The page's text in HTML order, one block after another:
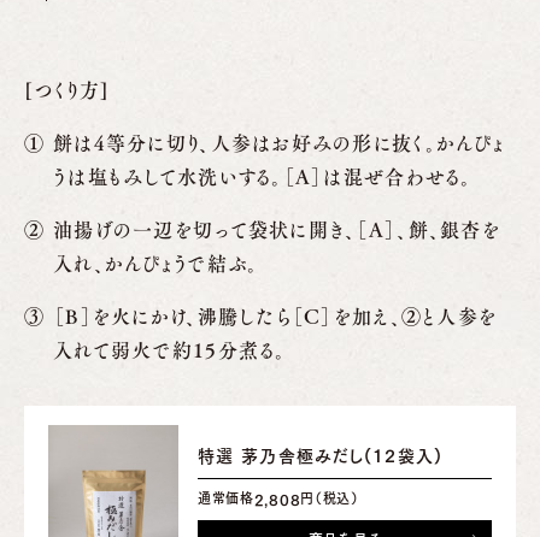
[つくり方]
餅は4等分に切り、人参はお好みの形に抜く。かんぴょ
うは塩もみして水洗いする。［A］は混ぜ合わせる。
油揚げの一辺を切って袋状に開き、［A］、餅、銀杏を
入れ、かんぴょうで結ぶ。
［B］を火にかけ、沸騰したら［C］を加え、②と人参を
入れて弱火で約15分煮る。
特選 茅乃舎極みだし(12袋入)
通常価格2,808 円（税込）